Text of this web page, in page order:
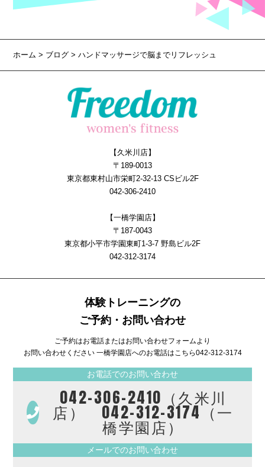
ホーム> ブログ > ハンドマッサージで脳までリフレッシュ
【久米川店】
〒189-0013
東京都東村山市栄町2-32-13 CSビル2F
042-306-2410
【一橋学園店】
〒187-0043
東京都小平市学園東町1-3-7 野島ビル2F
042-312-3174
体験トレーニングの
ご予約・お問い合わせ
ご予約はお電話またはお問い合わせフォームより
お問い合わせください 一橋学園店へのお電話はこちら042-312-3174
お電話でのお問い合わせ
042-306-2410（久米川
店） 042-312-3174（一
橋学園店）
メールでのお問い合わせ